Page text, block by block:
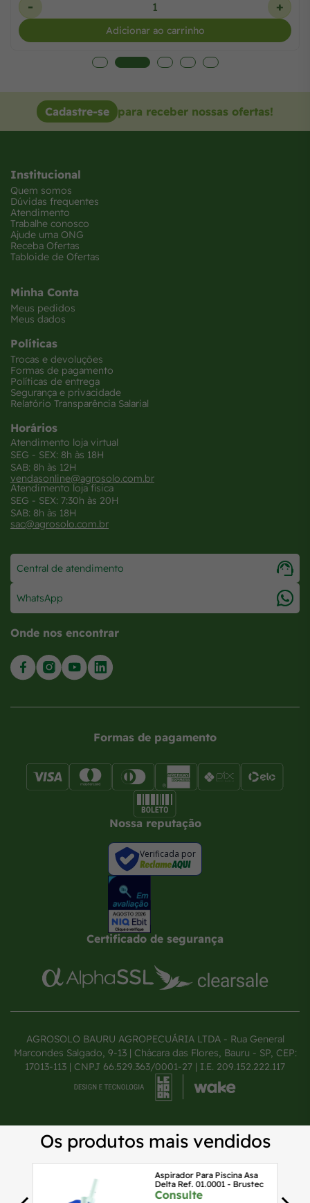
- +
Adicionar ao carrinho
Cadastre-se para receber nossas ofertas!
Institucional
Quem somos
Dúvidas frequentes
Atendimento
Trabalhe conosco
Ajude uma ONG
Receba Ofertas
Tabloide de Ofertas
Minha Conta
Meus pedidos
Meus dados
Políticas
Trocas e devoluções
Formas de pagamento
Políticas de entrega
Segurança e privacidade
Relatório Transparência Salarial
Horários
Atendimento loja virtual
SEG - SEX: 8h às 18H
SAB: 8h às 12H
vendasonline@agrosolo.com.br
Atendimento loja física
SEG - SEX: 7:30h às 20H
SAB: 8h às 18H
sac@agrosolo.com.br
Central de atendimento
WhatsApp
Onde nos encontrar
Formas de pagamento
Nossa reputação
Verificada por
Certificado de segurança
AGROSOLO BAURU AGROPECUÁRIA LTDA - Rua General
Marcondes Salgado, 9-13 | Chácara das Flores, Bauru - SP, CEP:
17013-113 | CNPJ 66.529.363/0001-27 | I.E. 209.152.222.117